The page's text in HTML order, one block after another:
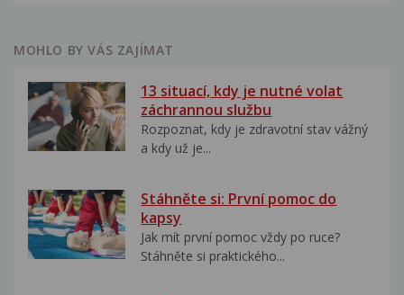
MOHLO BY VÁS ZAJÍMAT
13 situací, kdy je nutné volat
záchrannou službu
Rozpoznat, kdy je zdravotní stav vážný
a kdy už je...
Stáhněte si: První pomoc do
kapsy
Jak mít první pomoc vždy po ruce?
Stáhněte si praktického...